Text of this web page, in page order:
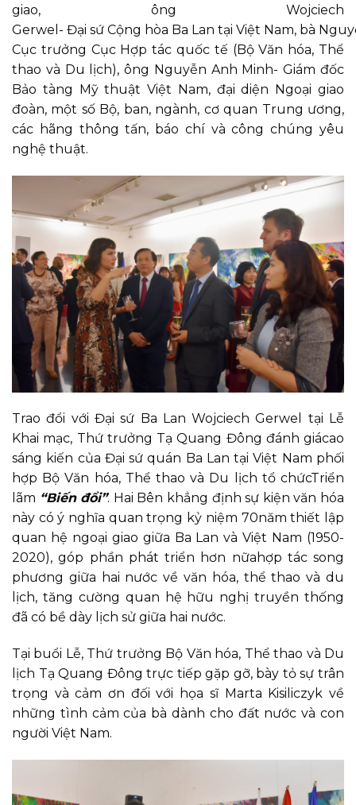
giao, ông Wojciech
Gerwel- Đại sứ Cộng hòa Ba Lan tại Việt Nam, bà
Cục trưởng Cục Hợp tác quốc tế (Bộ Văn hóa, Thể
thao và Du lịch), ông Nguyễn Anh Minh- Giám đốc
Bảo tàng Mỹ thuật Việt Nam, đại diện Ngoại giao
đoàn, một số Bộ, ban, ngành, cơ quan Trung ương,
các hãng thông tấn, báo chí và công chúng yêu
nghệ thuật.
Trao đổi với Đại sứ Ba Lan Wojciech Gerwel tại Lễ
Khai mạc, Thứ trưởng Tạ Quang Đông đánh giácao
sáng kiến của Đại sứ quán Ba Lan tại Việt Nam phối
hợp Bộ Văn hóa, Thể thao và Du lịch tổ chứcTriển
lãm “Biến đổi”. Hai Bên khẳng định sự kiện văn hóa
này có ý nghĩa quan trọng kỷ niệm 70năm thiết lập
quan hệ ngoại giao giữa Ba Lan và Việt Nam (1950-
2020), góp phần phát triển hơn nữahợp tác song
phương giữa hai nước về văn hóa, thể thao và du
lịch, tăng cường quan hệ hữu nghị truyền thống
đã có bề dày lịch sử giữa hai nước.
Tại buổi Lễ, Thứ trưởng Bộ Văn hóa, Thể thao và Du
lịch Tạ Quang Đông trực tiếp gặp gỡ, bày tỏ sự trân
trọng và cảm ơn đối với họa sĩ Marta Kisiliczyk về
những tình cảm của bà dành cho đất nước và con
người Việt Nam.